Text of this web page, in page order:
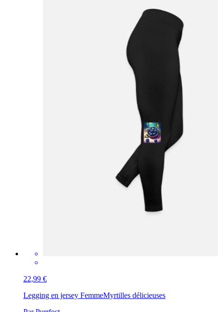
22,99 €
Legging en jersey FemmeMyrtilles délicieuses